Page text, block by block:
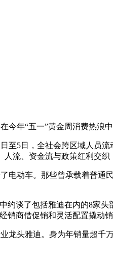
今年“五一”黄金周消费热浪
至5日，全社会跨区域人员
人流、资金流与政策红利交织
电动车。那些曾承载着普通
约谈了包括雅迪在内的8家
商借促销和灵活配置撬动
龙头雅迪。身为年销量超千